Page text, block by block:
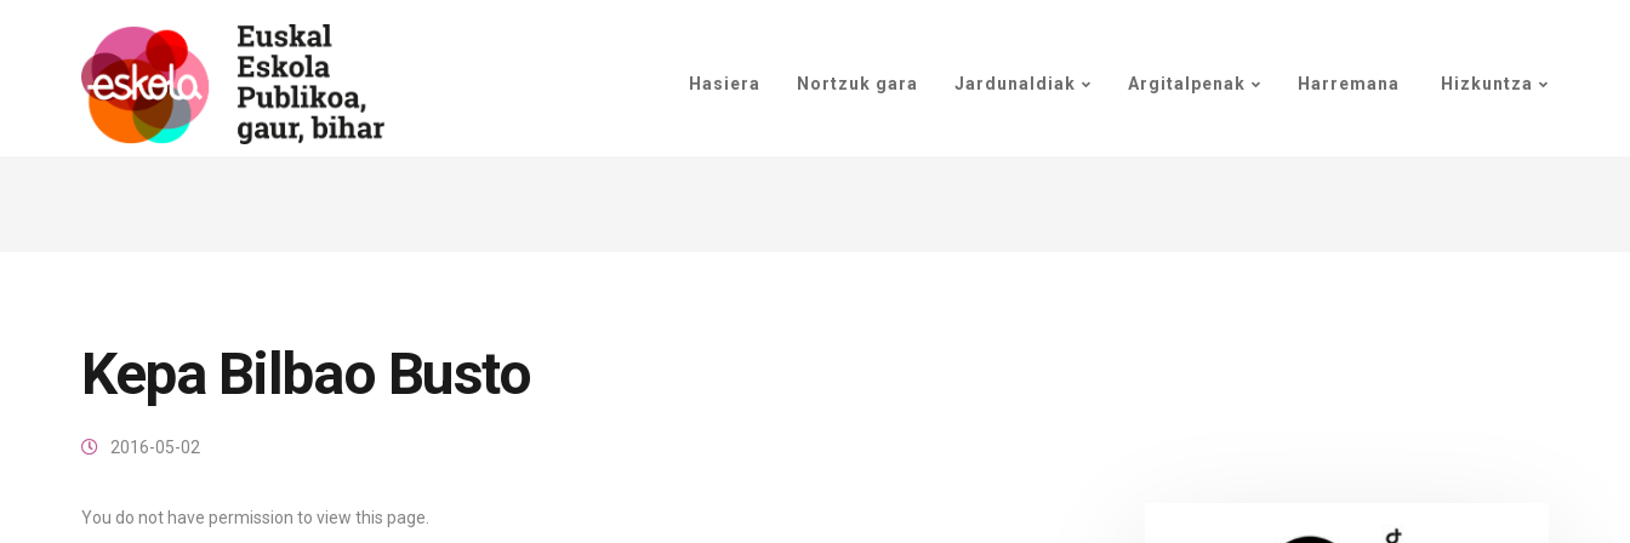
Hasiera Nortzuk gara Jardunaldiak Argitalpenak Harremana Hizkuntza
Kepa Bilbao Busto
2016-05-02
You do not have permission to view this page.